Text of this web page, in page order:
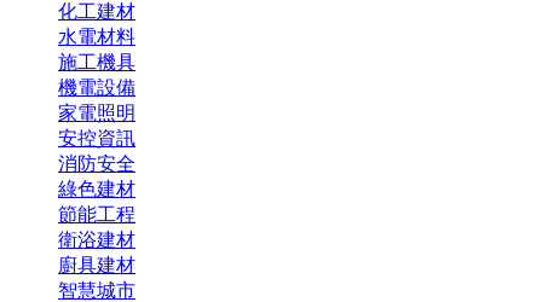
化工建材
水電材料
施工機具
機電設備
家電照明
安控資訊
消防安全
綠色建材
節能工程
衛浴建材
廚具建材
智慧城市